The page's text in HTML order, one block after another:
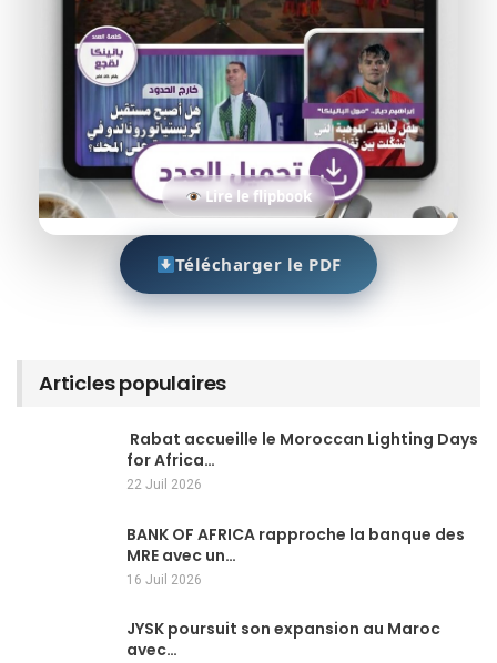
Lire le flipbook
Télécharger le PDF
Articles populaires
Rabat accueille le Moroccan Lighting Days
for Africa…
22 Juil 2026
BANK OF AFRICA rapproche la banque des
MRE avec un…
16 Juil 2026
JYSK poursuit son expansion au Maroc
avec…